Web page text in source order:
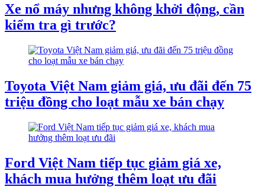
Xe nổ máy nhưng không khởi động, cần
kiểm tra gì trước?
Toyota Việt Nam giảm giá, ưu đãi đến 75
triệu đồng cho loạt mẫu xe bán chạy
Ford Việt Nam tiếp tục giảm giá xe,
khách mua hưởng thêm loạt ưu đãi